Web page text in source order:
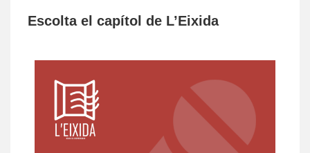
Escolta el capítol de L’Eixida